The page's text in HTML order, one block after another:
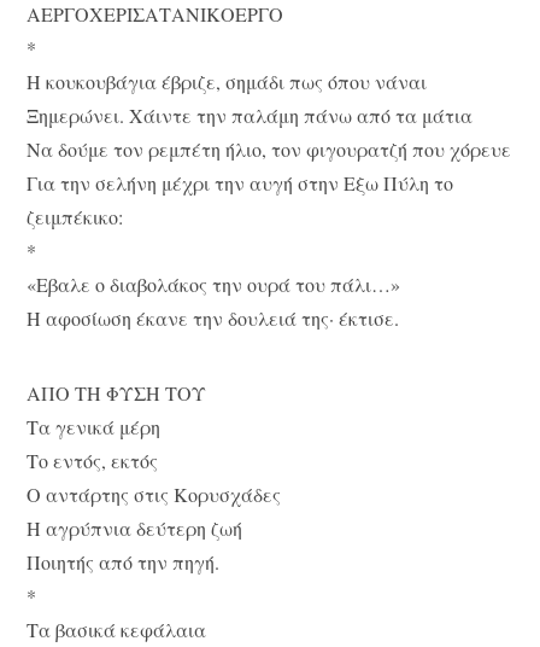
ΑΕΡΓΟΧΕΡΙΣΑΤΑΝΙΚΟΕΡΓΟ
*
Η κουκουβάγια έβριζε, σημάδι πως όπου νάναι
Ξημερώνει. Χάιντε την παλάμη πάνω από τα μάτια
Να δούμε τον ρεμπέτη ήλιο, τον φιγουρατζή που χόρευε
Για την σελήνη μέχρι την αυγή στην Εξω Πύλη το
ζειμπέκικο:
*
«Εβαλε ο διαβολάκος την ουρά του πάλι…»
Η αφοσίωση έκανε την δουλειά της· έκτισε.
ΑΠΟ ΤΗ ΦΥΣΗ ΤΟΥ
Τα γενικά μέρη
Το εντός, εκτός
Ο αντάρτης στις Κορυσχάδες
Η αγρύπνια δεύτερη ζωή
Ποιητής από την πηγή.
*
Τα βασικά κεφάλαια